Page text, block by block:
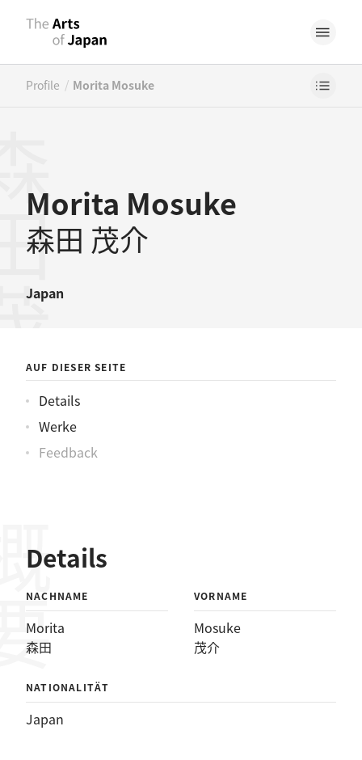
Profile / Morita Mosuke
Morita Mosuke
森田 茂介
Japan
介
AUF DIESER SEITE
Details
Werke
Feedback
Details
NACHNAME
Morita
森田
VORNAME
Mosuke
茂介
NATIONALITÄT
Japan